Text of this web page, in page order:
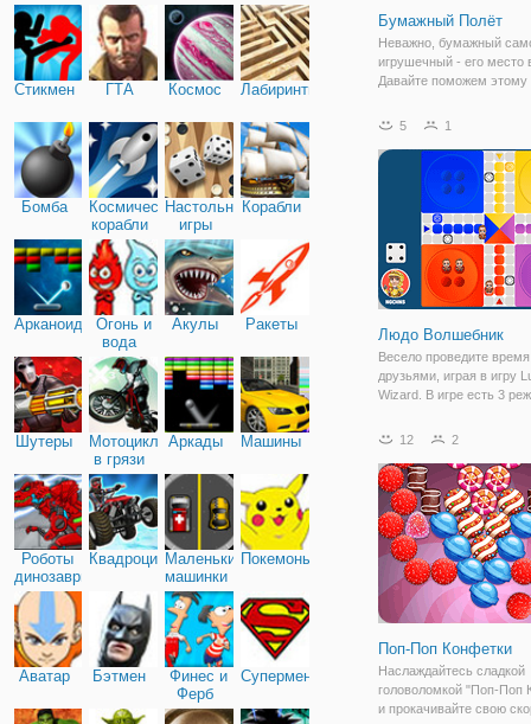
Стикмен ГТА Космос Лабиринты
Бомба
Космические
корабли
Настольные
игры
Корабли
Арканоид
Огонь и
вода
Акулы Ракеты
Шутеры
Мотоциклы
в грязи
Аркады Машины
Роботы
динозавры
КвадроциклыМаленькие
машинки
Покемоны
Аватар Бэтмен
Финес и
Ферб
Супермен
Бумажный Полёт
Неважно, бумажный
игрушечный - его место
Давайте поможем этому
"Бумажный Полёт"
собой аркаду с простым
управлением и
5 1
Людо Волшебник
Весело проведите
друзьями, играя в игру
Wizard. В игре есть 3
против бота, против
подобранными людьми,
друзьями, как игра
12 2
Поп-Поп Конфетки
Наслаждайтесь сладкой
головоломкой "Поп-Поп
и прокачивайте свою